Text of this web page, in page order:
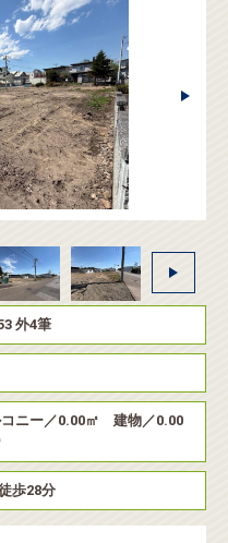
外4筆
ニー／0.00㎡ 建物／0.00
歩28分